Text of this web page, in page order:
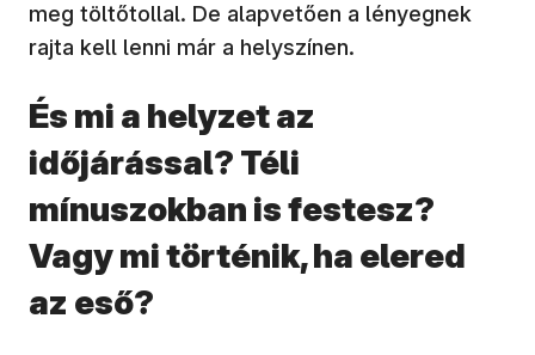
meg töltőtollal. De alapvetően a lényegnek
rajta kell lenni már a helyszínen.
És mi a helyzet az
időjárással? Téli
mínuszokban is festesz?
Vagy mi történik, ha elered
az eső?